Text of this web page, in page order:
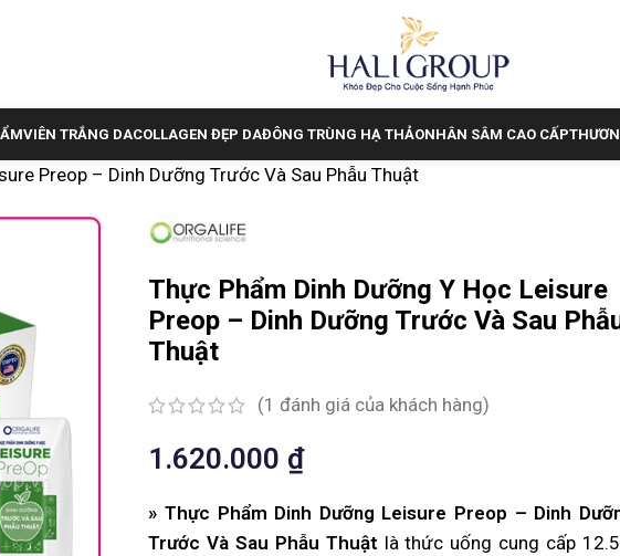
VIÊN TRẮNG DACOLLAGEN ĐẸP DAĐÔNG TRÙNG HẠ THẢONHÂN SÂM CAO CẤP
Preop – Dinh Dưỡng Trước Và Sau Phẫu Thuật
Thực Phẩm Dinh Dưỡng Y Học Leisure
Preop – Dinh Dưỡng Trước Và Sau
Thuật
(1 đánh giá của khách hàng)
1.620.000 ₫
» Thực Phẩm Dinh Dưỡng Leisure Preop – Dinh
Trước Và Sau Phẫu Thuật là thức uống cung cấp